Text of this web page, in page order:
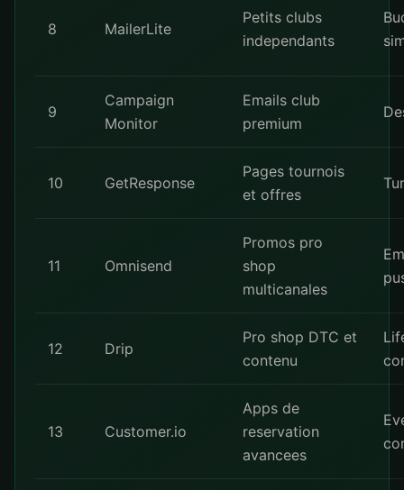
8 MailerLite
Petits clubs
independants
9
Campaign
Monitor
Emails club
premium
10 GetResponse
Pages tournois
et offres
11 Omnisend
Promos pro
shop
multicanales
12 Drip
Pro shop DTC et
contenu
13 Customer.io
Apps de
reservation
avancees